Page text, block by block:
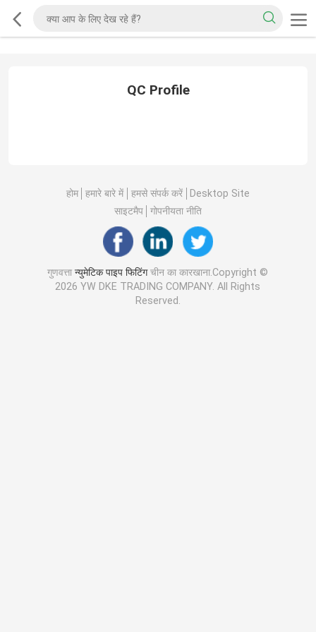
QC Profile
होम हमारे बारे में हमसे संपर्क करें
Desktop Site
साइटमैप
गोपनीयता नीति
गुणवत्तान्युमेटिक पाइप फिटिंगचीन का कारखाना.Copyright ©
2026 YW DKE TRADING COMPANY. All Rights
Reserved.